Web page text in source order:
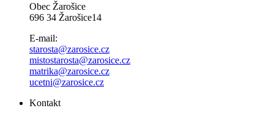
Obec Žarošice
696 34 Žarošice14
E-mail:
starosta@zarosice.cz
mistostarosta@zarosice.cz
matrika@zarosice.cz
ucetni@zarosice.cz
Kontakt